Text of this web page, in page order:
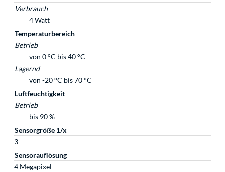
Verbrauch
4 Watt
Temperaturbereich
Betrieb
von 0 °C bis 40 °C
Lagernd
von -20 °C bis 70 °C
Luftfeuchtigkeit
Betrieb
bis 90 %
Sensorgröße 1/x
3
Sensorauflösung
4 Megapixel